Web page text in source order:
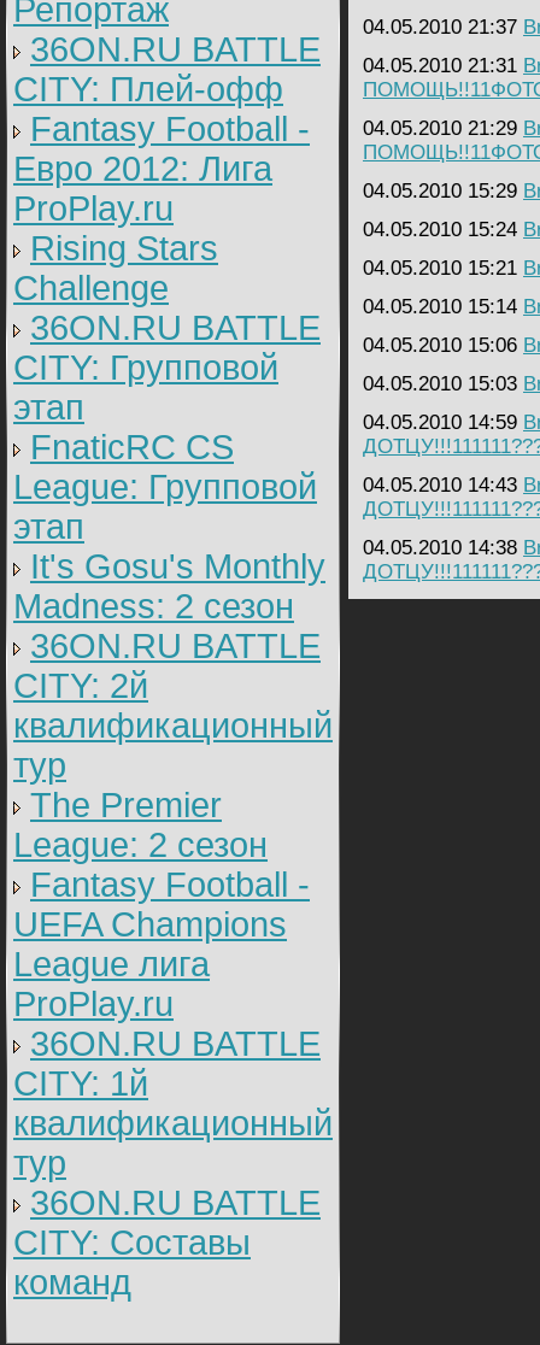
Репортаж
36ON.RU BATTLE
CITY: Плей-офф
Fantasy Football -
Евро 2012: Лига
ProPlay.ru
Rising Stars
Challenge
36ON.RU BATTLE
CITY: Групповой
этап
FnaticRC CS
League: Групповой
этап
It's Gosu's Monthly
Madness: 2 сезон
36ON.RU BATTLE
CITY: 2й
квалификационный
тур
The Premier
League: 2 cезон
Fantasy Football -
UEFA Champions
League лига
ProPlay.ru
36ON.RU BATTLE
CITY: 1й
квалификационный
тур
36ON.RU BATTLE
CITY: Составы
команд
04.05.2010 21:37
04.05.2010 21:31
04.05.2010 21:29
04.05.2010 15:29
04.05.2010 15:24
04.05.2010 15:21
04.05.2010 15:14
04.05.2010 15:06
04.05.2010 15:03
04.05.2010 14:59
04.05.2010 14:43
04.05.2010 14:38